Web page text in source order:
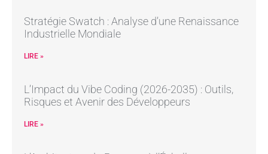
Stratégie Swatch : Analyse d’une Renaissance
Industrielle Mondiale
LIRE »
L’Impact du Vibe Coding (2026-2035) : Outils,
Risques et Avenir des Développeurs
LIRE »